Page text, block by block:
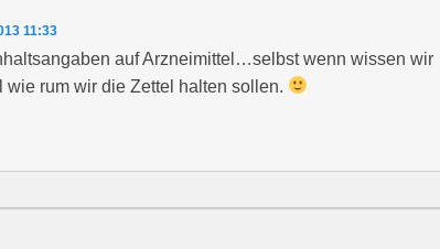
11:33
auf Arzneimittel…selbst wenn wissen wir
wie rum wir die Zettel halten sollen.